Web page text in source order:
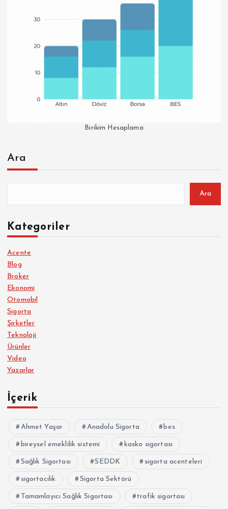
Birikim Hesaplama
Ara
Ara
Kategoriler
Acente
Blog
Broker
Ekonomi
Otomobil
Sigorta
Şirketler
Teknoloji
Ürünler
Video
Yazarlar
İçerik
Ahmet Yaşar Anadolu Sigorta bes
bireysel emeklilik sistemi kasko sigortası
Sağlık Sigortası SEDDK sigorta acenteleri
sigortacılık Sigorta Sektörü
Tamamlayıcı Sağlık Sigortası trafik sigortası